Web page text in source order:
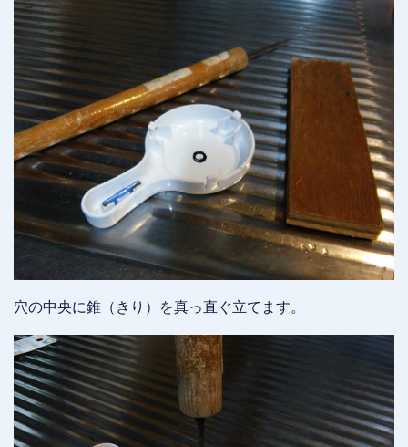
穴の中央に錐（きり）を真っ直ぐ立てます。